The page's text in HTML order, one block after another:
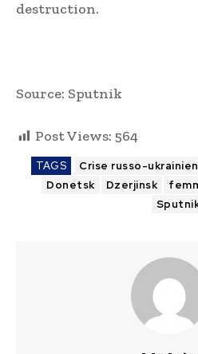
destruction.
Source: Sputnik
Post Views: 564
TAGS Crise russo-
Donetsk
Dzerjinsk